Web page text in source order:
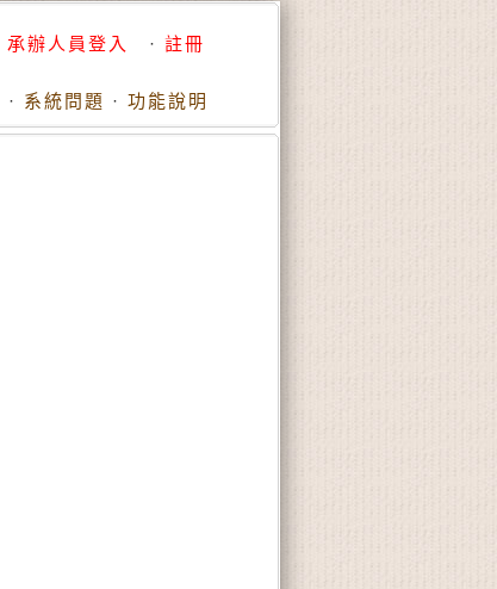
承辦人員登入 · 註冊
· 系統問題 · 功能說明